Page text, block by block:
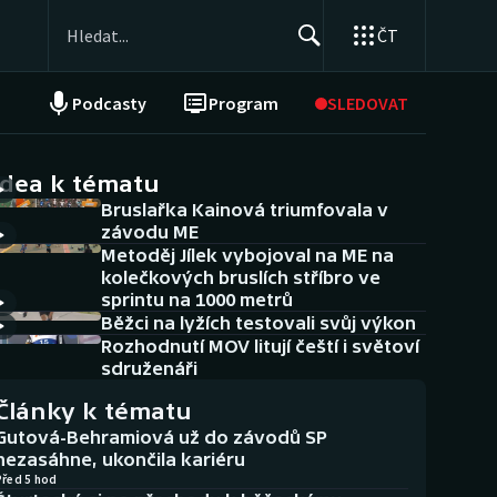
ČT
Podcasty Program SLEDOVAT
NEPŘEHLÉDNĚTE
Historické návraty
Aplikace ČT sport
AZ kvíz
k tématu
Bruslařka Kainová triumfovala v
závodu ME
Metoděj Jílek vybojoval na ME na
kolečkových bruslích stříbro ve
sprintu na 1000 metrů
Běžci na lyžích testovali svůj výkon
Rozhodnutí MOV litují čeští i světoví
sdruženáři
k tématu
Behramiová už do závodů SP
ukončila kariéru
5 hod